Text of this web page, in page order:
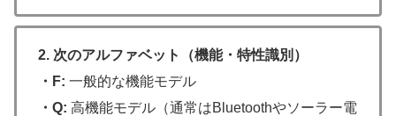
2. 次のアルファベット（機能・特性識別）
・F: 一般的な機能モデル
・Q: 高機能モデル（通常はBluetoothやソーラー電